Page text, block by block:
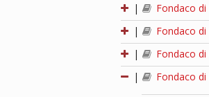
|
Fondaco di
|
Fondaco di
|
Fondaco di
|
Fondaco